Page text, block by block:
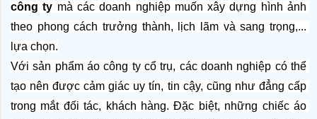
công ty mà các doanh nghiệp muốn xây dựng hình ảnh
theo phong cách trưởng thành, lịch lãm và sang trọng,...
lựa chọn.
Với sản phẩm áo công ty cổ trụ, các doanh nghiệp có thể
tạo nên được cảm giác uy tín, tin cậy, cũng như đẳng cấp
trong mắt đối tác, khách hàng. Đặc biệt, những chiếc áo